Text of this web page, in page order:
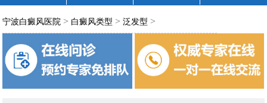
宁波白癜风医院 > 白癜风类型 >泛发型 >